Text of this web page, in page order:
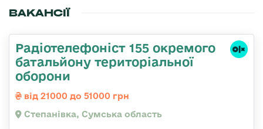
ВАКАНСІЇ
Радіотелефоніст 155 окремого
батальйону територіальної
оборони
від 21000 до 51000 грн
Степанівка, Сумська область